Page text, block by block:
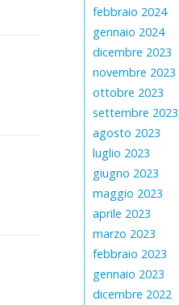
febbraio 2024
gennaio 2024
dicembre 2023
novembre 2023
ottobre 2023
settembre 2023
agosto 2023
luglio 2023
giugno 2023
maggio 2023
aprile 2023
marzo 2023
febbraio 2023
gennaio 2023
dicembre 2022